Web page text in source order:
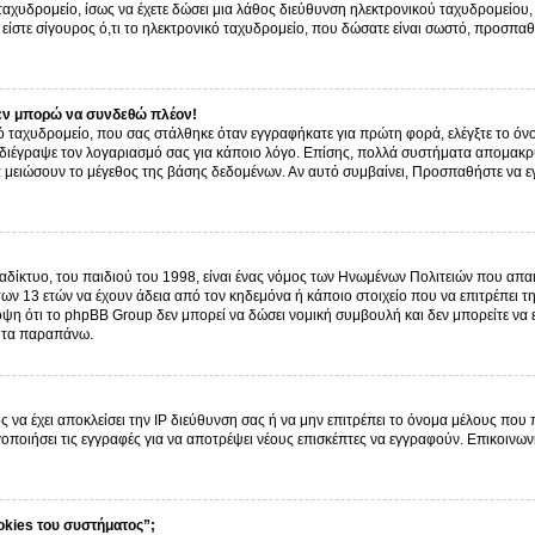
ίσως να έχετε δώσει μια λάθος διεύθυνση ηλεκτρονικού
σίγουρος ό,τι το ηλεκτρονικό ταχυδρομείο, που δώσατε είναι σωστό,
μπορώ να συνδεθώ πλέον!
ταχυδρομείο, που σας στάλθηκε όταν εγγραφήκατε για πρώτη φορά, ελέγξτε το
τον λογαριασμό σας για κάποιο λόγο. Επίσης, πολλά συστήματα
το μέγεθος της βάσης δεδομένων. Αν αυτό συμβαίνει, Προσπαθήστε να
του παιδιού του 1998, είναι ένας νόμος των Ηνωμένων Πολιτειών που
13 ετών να έχουν άδεια από τον κηδεμόνα ή κάποιο στοιχείο που να
ότι το phpBB Group δεν μπορεί να δώσει νομική συμβουλή και δεν μπορείτε να
τα παραπάνω.
να έχει αποκλείσει την IP διεύθυνση σας ή να μην επιτρέπει το όνομα μέλους
τις εγγραφές για να αποτρέψει νέους επισκέπτες να εγγραφούν.
του συστήματος”;